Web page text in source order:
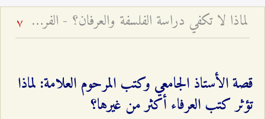
لماذا لا تكفي دراسة الفلسفة والعرفان؟ - الفرق بين العلم والمعرفة 7
قصة الأستاذ الجامعي وكتب المرحوم العلامة: لماذا
تؤثر كتب العرفاء أكثر من غيرها؟